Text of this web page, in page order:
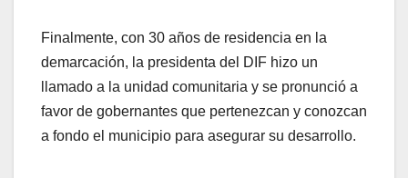
Finalmente, con 30 años de residencia en la
demarcación, la presidenta del DIF hizo un
llamado a la unidad comunitaria y se pronunció a
favor de gobernantes que pertenezcan y conozcan
a fondo el municipio para asegurar su desarrollo.